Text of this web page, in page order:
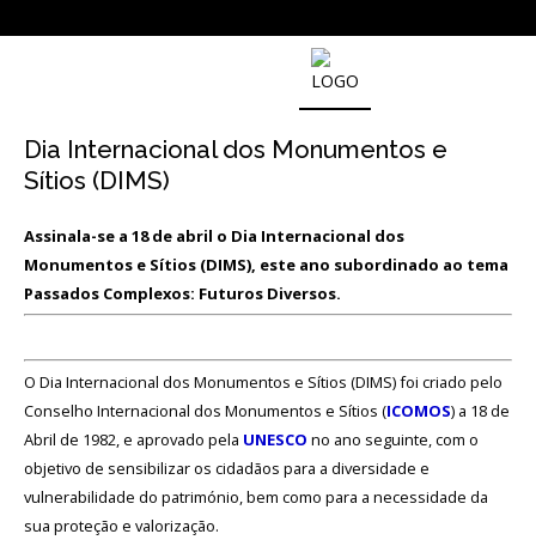
MUSEU
NACIONAL
História
O
Fundador
Regulamentos
Relatórios
Oficiais
Dia Internacional dos Monumentos e
Sítios (DIMS)
Assinala-se a 18 de abril o Dia Internacional dos
Monumentos e Sítios (DIMS), este ano subordinado ao tema
Passados Complexos: Futuros Diversos.
O Dia Internacional dos Monumentos e Sítios (DIMS) foi criado pelo
Conselho Internacional dos Monumentos e Sítios (ICOMOS) a 18 de
Abril de 1982, e aprovado pela UNESCO no ano seguinte, com o
objetivo de sensibilizar os cidadãos para a diversidade e
vulnerabilidade do património, bem como para a necessidade da
sua proteção e valorização.